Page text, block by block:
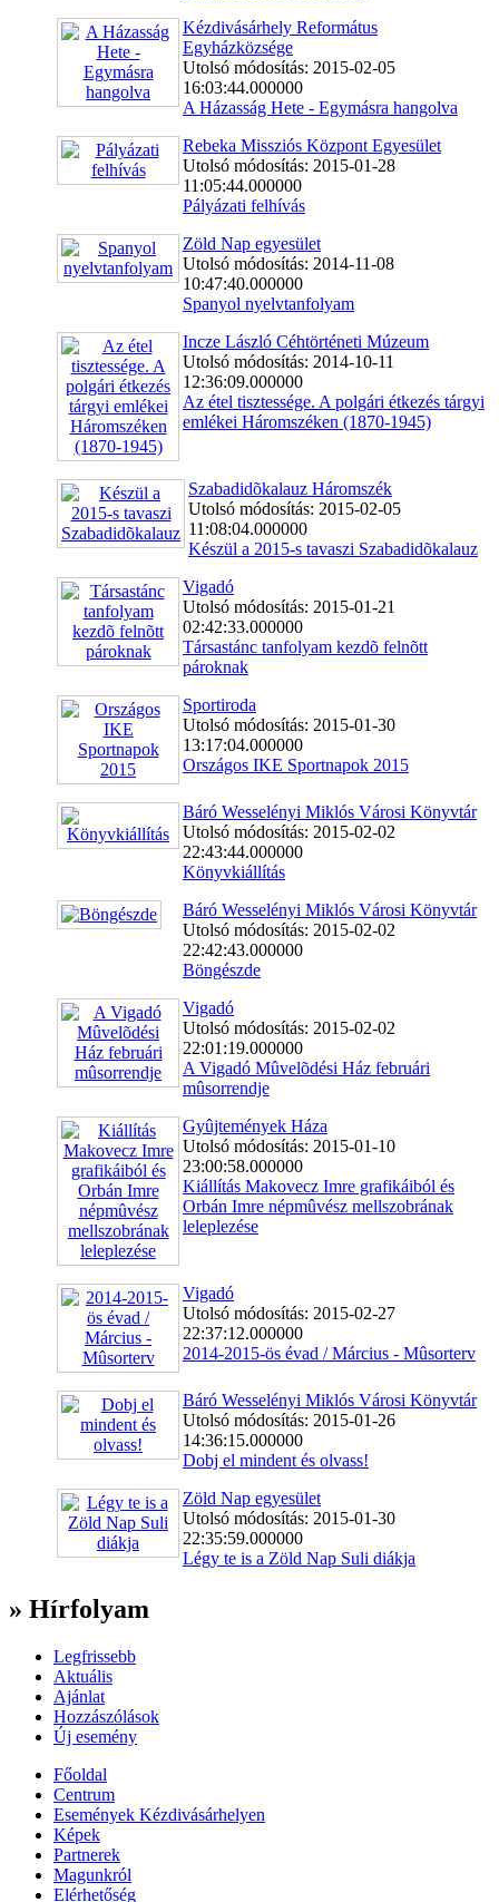
Kézdivásárhely Református
Egyházközsége
Utolsó módosítás: 2015-02-05
16:03:44.000000
A Házasság Hete - Egymásra hangolva
Rebeka Missziós Központ Egyesület
Utolsó módosítás: 2015-01-28
11:05:44.000000
Pályázati felhívás
Zöld Nap egyesület
Utolsó módosítás: 2014-11-08
10:47:40.000000
Spanyol nyelvtanfolyam
Incze László Céhtörténeti Múzeum
Utolsó módosítás: 2014-10-11
12:36:09.000000
Az étel tisztessége. A polgári étkezés tárgyi
emlékei Háromszéken (1870-1945)
Szabadidõkalauz Háromszék
Utolsó módosítás: 2015-02-05
11:08:04.000000
Készül a 2015-s tavaszi Szabadidõkalauz
Vigadó
Utolsó módosítás: 2015-01-21
02:42:33.000000
Társastánc tanfolyam kezdõ felnõtt
pároknak
Sportiroda
Utolsó módosítás: 2015-01-30
13:17:04.000000
Országos IKE Sportnapok 2015
Báró Wesselényi Miklós Városi Könyvtár
Utolsó módosítás: 2015-02-02
22:43:44.000000
Könyvkiállítás
Báró Wesselényi Miklós Városi Könyvtár
Utolsó módosítás: 2015-02-02
22:42:43.000000
Böngészde
Vigadó
Utolsó módosítás: 2015-02-02
22:01:19.000000
A Vigadó Mûvelõdési Ház februári
mûsorrendje
Gyûjtemények Háza
Utolsó módosítás: 2015-01-10
23:00:58.000000
Kiállítás Makovecz Imre grafikáiból és
Orbán Imre népmûvész mellszobrának
leleplezése
Vigadó
Utolsó módosítás: 2015-02-27
22:37:12.000000
2014-2015-ös évad / Március - Mûsorterv
Báró Wesselényi Miklós Városi Könyvtár
Utolsó módosítás: 2015-01-26
14:36:15.000000
Dobj el mindent és olvass!
Zöld Nap egyesület
Utolsó módosítás: 2015-01-30
22:35:59.000000
Légy te is a Zöld Nap Suli diákja
» Hírfolyam
Legfrissebb
Aktuális
Ajánlat
Hozzászólások
Új esemény
Főoldal
Centrum
Események Kézdivásárhelyen
Képek
Partnerek
Magunkról
Elérhetőség